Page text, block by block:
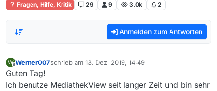
Fragen, Hilfe, Kritik 29 9 3.0k 2
Anmelden zum Antworten
W
Offline
Werner007schrieb am 13. Dez. 2019, 14:49
zuletzt editiert von
Guten Tag!
Ich benutze MediathekView seit langer Zeit und bin sehr